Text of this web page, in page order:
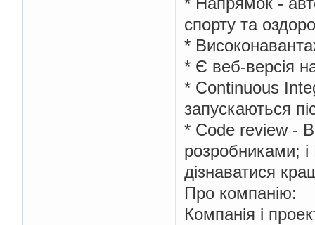
спорту та
*
* Є веб-версія
* Continuous
запускаються
* Code review -
розробниками;
дізнаватися
Про компанію:
Компанія і